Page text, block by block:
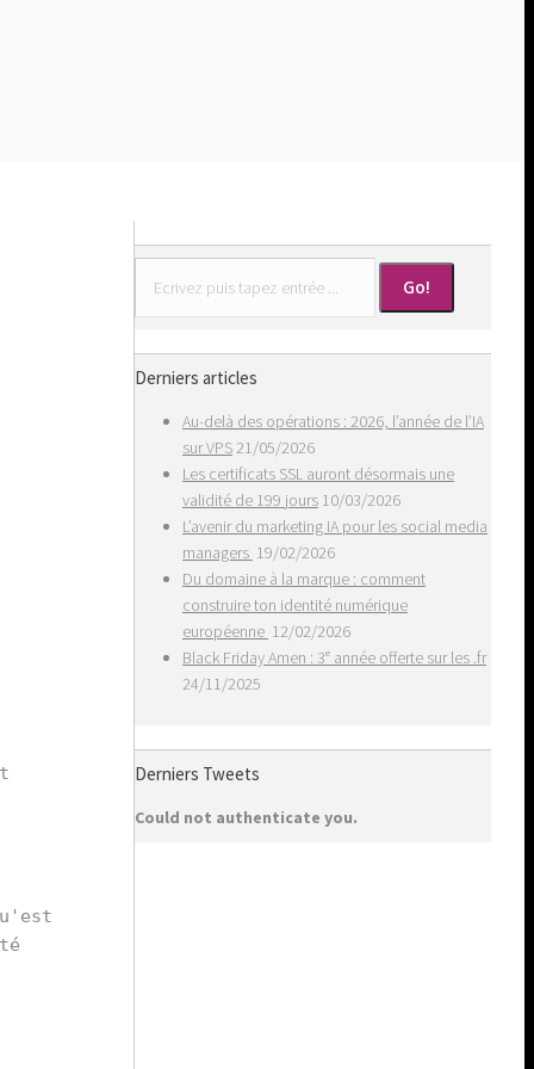
Derniers articles
Au-delà des opérations : 2026, l’année de l’IA
sur VPS21/05/2026
Les certificats SSL auront désormais une
validité de 199 jours 10/03/2026
L’avenir du marketing IA pour les social media
managers 19/02/2026
Du domaine à la marque : comment
construire ton identité numérique
européenne 12/02/2026
Black Friday Amen : 3ᵉ année offerte sur les .fr
24/11/2025
Derniers Tweets
Could not authenticate you.